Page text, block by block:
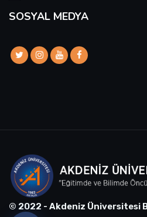
SOSYAL MEDYA
© 2022 - Akdeniz Üniversitesi